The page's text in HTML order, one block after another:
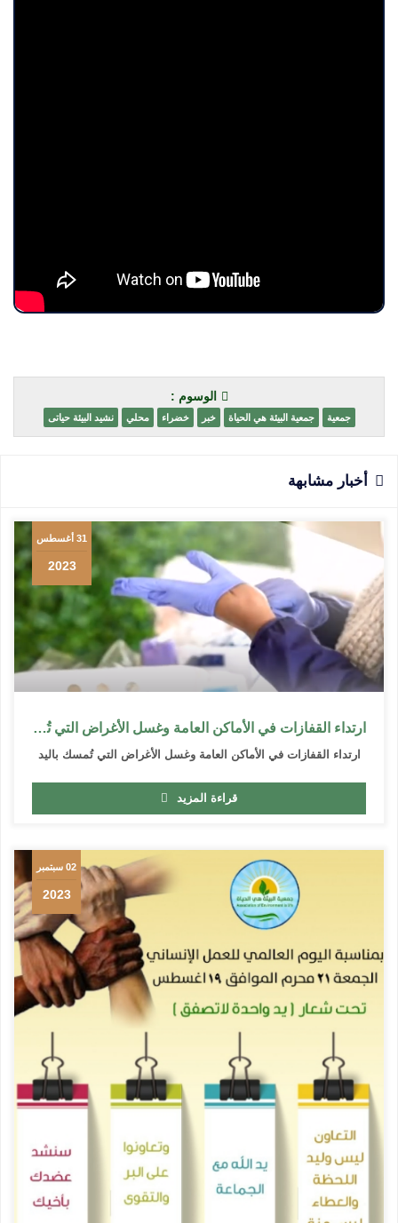
الوسوم :
جمعية جمعية البيئة هي الحياة خبر خضراء محلي نشيد البيئة حياتى
أخبار مشابهة
31 أغسطس
2023
ارتداء القفازات في الأماكن العامة وغسل الأغراض التي تُمسك باليد
ارتداء القفازات في الأماكن العامة وغسل الأغراض التي تُمسك باليد
قراءة المزيد
02 سبتمبر
2023